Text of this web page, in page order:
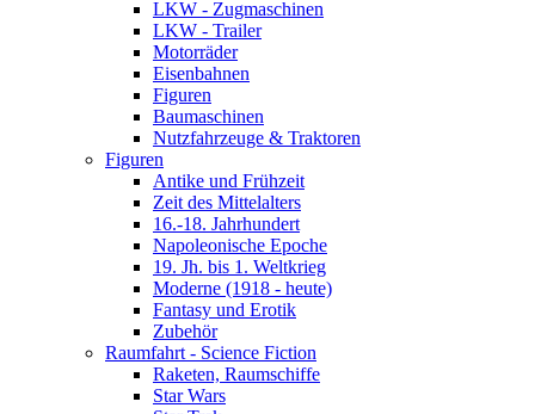
LKW - Zugmaschinen
LKW - Trailer
Motorräder
Eisenbahnen
Figuren
Baumaschinen
Nutzfahrzeuge & Traktoren
Figuren
Antike und Frühzeit
Zeit des Mittelalters
16.-18. Jahrhundert
Napoleonische Epoche
19. Jh. bis 1. Weltkrieg
Moderne (1918 - heute)
Fantasy und Erotik
Zubehör
Raumfahrt - Science Fiction
Raketen, Raumschiffe
Star Wars